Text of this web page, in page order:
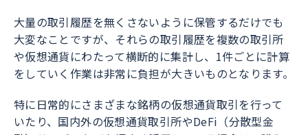
大量の取引履歴を無くさないように保管するだけでも
大変なことですが、それらの取引履歴を複数の取引所
や仮想通貨にわたって横断的に集計し、1件ごとに計算
をしていく作業は非常に負担が大きいものとなります。
特に日常的にさまざまな銘柄の仮想通貨取引を行って
いたり、国内外の仮想通貨取引所やDeFi（分散型金